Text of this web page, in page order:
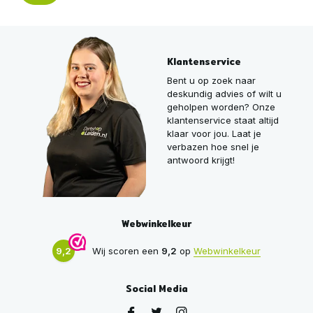
Klantenservice
Bent u op zoek naar
deskundig advies of wilt u
geholpen worden? Onze
klantenservice staat altijd
klaar voor jou. Laat je
verbazen hoe snel je
antwoord krijgt!
Webwinkelkeur
9,2 Wij scoren een 9,2 op Webwinkelkeur
Social Media